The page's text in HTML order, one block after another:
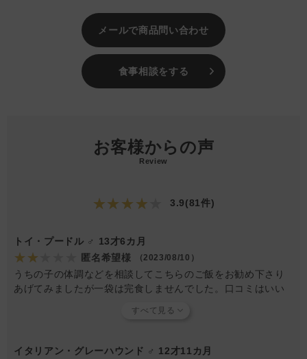
メールで商品問い合わせ
食事相談をする
お客様からの声
Review
★★★★★ 3.9(81件)
トイ・プードル ♂ 13才6カ月
★★★★★ 匿名希望様 （2023/08/10）
うちの子の体調などを相談してこちらのご飯をお勧め下さり
あげてみましたが一袋は完食しませんでした。口コミはいい
ずかな希望をこめて一袋は開封せずに備蓄として取っておき
イタリアン・グレーハウンド ♂ 12才11カ月